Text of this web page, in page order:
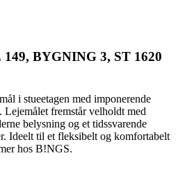
BYGNING 3, ST 1620
i stueetagen med imponerende
Lejemålet fremstår velholdt med
belysning og et tidssvarende
Ideelt til et fleksibelt og komfortabelt
hos B!NGS.